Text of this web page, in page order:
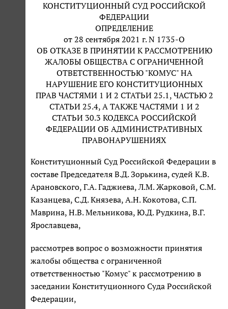
КОНСТИТУЦИОННЫЙ СУД РОССИЙСКОЙ
ФЕДЕРАЦИИ
ОПРЕДЕЛЕНИЕ
от 28 сентября 2021 г. N 1735-О
ОБ ОТКАЗЕ В ПРИНЯТИИ К РАССМОТРЕНИЮ
ЖАЛОБЫ ОБЩЕСТВА С ОГРАНИЧЕННОЙ
ОТВЕТСТВЕННОСТЬЮ "КОМУС" НА
НАРУШЕНИЕ ЕГО КОНСТИТУЦИОННЫХ
ПРАВ ЧАСТЯМИ 1 И 2 СТАТЬИ 25.1, ЧАСТЬЮ 2
СТАТЬИ 25.4, А ТАКЖЕ ЧАСТЯМИ 1 И 2
СТАТЬИ 30.3 КОДЕКСА РОССИЙСКОЙ
ФЕДЕРАЦИИ ОБ АДМИНИСТРАТИВНЫХ
ПРАВОНАРУШЕНИЯХ
Конституционный Суд Российской Федерации в
составе Председателя В.Д. Зорькина, судей К.В.
Арановского, Г.А. Гаджиева, Л.М. Жарковой, С.М.
Казанцева, С.Д. Князева, А.Н. Кокотова, С.П.
Маврина, Н.В. Мельникова, Ю.Д. Рудкина, В.Г.
Ярославцева,
рассмотрев вопрос о возможности принятия
жалобы общества с ограниченной
ответственностью "Комус" к рассмотрению в
заседании Конституционного Суда Российской
Федерации,